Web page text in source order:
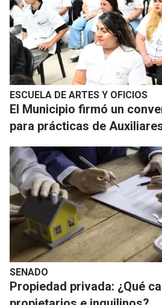
ESCUELA DE ARTES Y OFICIOS
El Municipio firmó un
para prácticas de
SENADO
Propiedad privada: ¿Qué